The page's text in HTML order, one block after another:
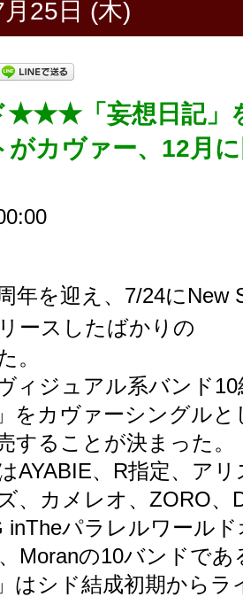
25日 (木)
「妄想日記」
がカヴァー、12月
年を迎え、7/24にNew
ースしたばかりの
。
ィジュアル系バンド
をカヴァーシングル
することが決まった。
AYABIE、R指定、ア
、カメレオ、ZORO、
inTheパラレルワール
Moranの10バンドであ
はシド結成初期から